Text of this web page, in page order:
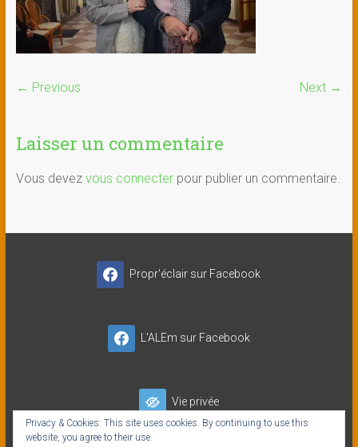
← Previous Next →
Laisser un commentaire
Vous devez vous connecterpour publier un commentaire.
Propr'éclair sur Facebook
L'ALEm sur Facebook
Vie privée
Privacy & Cookies: This site uses cookies. By continuing to use this
website, you agree to their use.